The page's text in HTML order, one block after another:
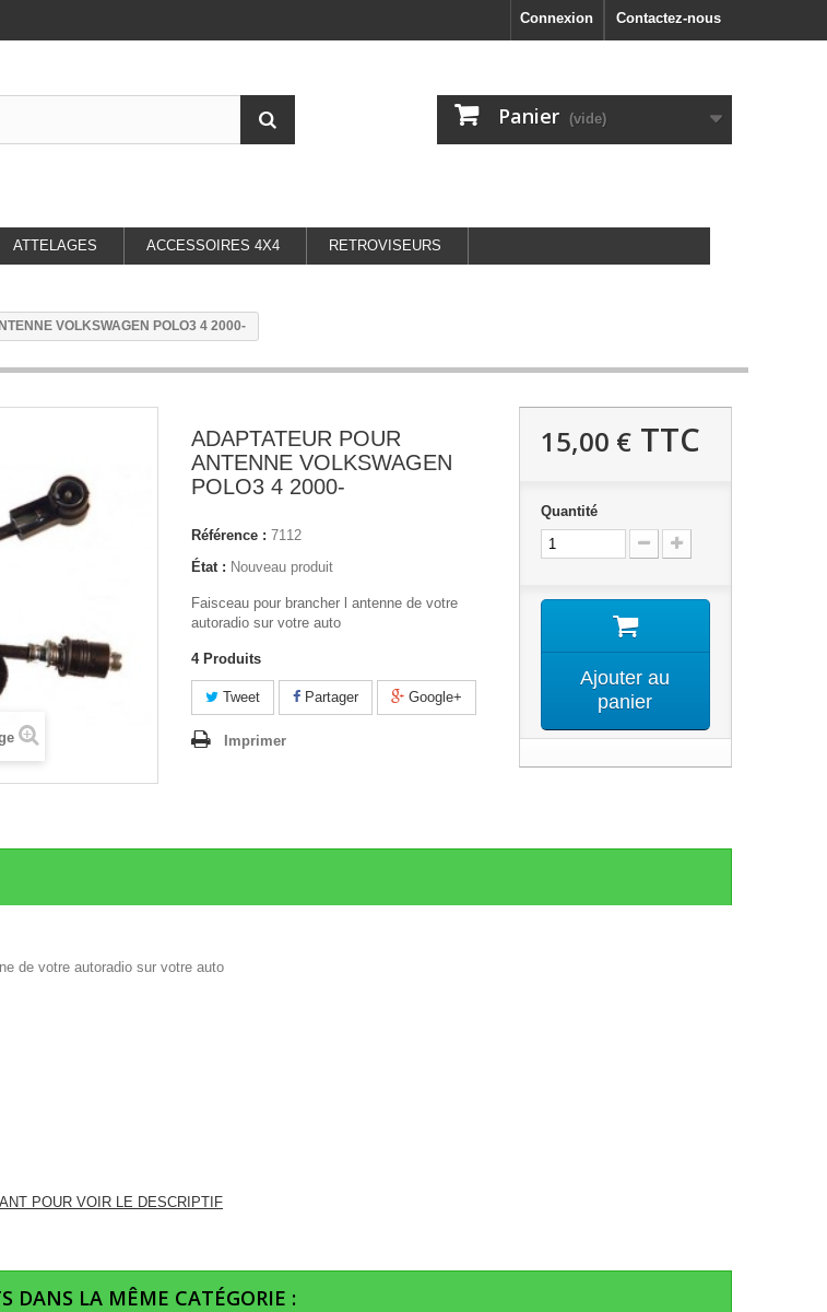
Contactez-nous
Connexion
Panier (vide)
ATTELAGES ACCESSOIRES 4X4 RETROVISEURS
VOLKSWAGEN POLO3 4 2000-
ADAPTATEUR POUR
ANTENNE VOLKSWAGEN
POLO3 4 2000-
Référence : 7112
État : Nouveau produit
Faisceau pour brancher l antenne de votre
autoradio sur votre auto
4 Produits
Tweet Partager Google+
Imprimer
15,00 €TTC
Quantité
Ajouter au
panier
de votre autoradio sur votre auto
POUR VOIR LE DESCRIPTIF
DANS LA MÊME CATÉGORIE :